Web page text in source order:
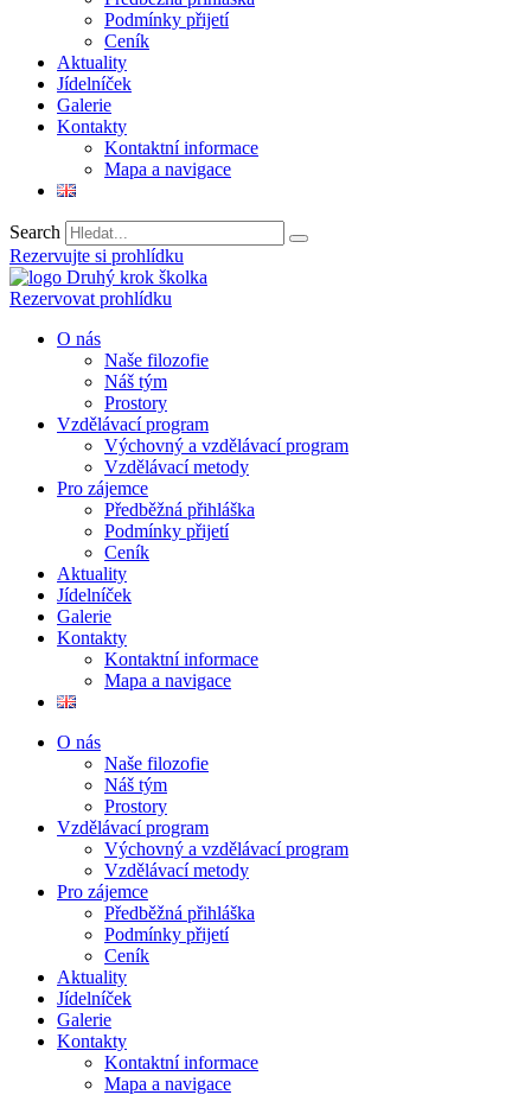
Podmínky přijetí
Ceník
Aktuality
Jídelníček
Galerie
Kontakty
Kontaktní informace
Mapa a navigace
Search
Rezervujte si prohlídku
Rezervovat prohlídku
O nás
Naše filozofie
Náš tým
Prostory
Vzdělávací program
Výchovný a vzdělávací program
Vzdělávací metody
Pro zájemce
Předběžná přihláška
Podmínky přijetí
Ceník
Aktuality
Jídelníček
Galerie
Kontakty
Kontaktní informace
Mapa a navigace
O nás
Naše filozofie
Náš tým
Prostory
Vzdělávací program
Výchovný a vzdělávací program
Vzdělávací metody
Pro zájemce
Předběžná přihláška
Podmínky přijetí
Ceník
Aktuality
Jídelníček
Galerie
Kontakty
Kontaktní informace
Mapa a navigace